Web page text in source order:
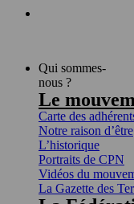
Qui sommes-
nous ?
Le
Carte des
Notre raison d’être
L’historique
Portraits de CPN
Vidéos du
La Gazette des